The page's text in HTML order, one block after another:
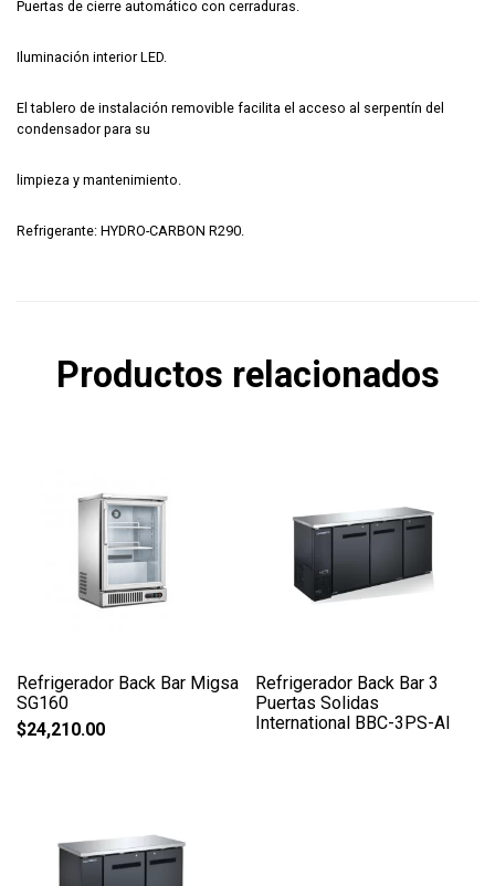
Puertas de cierre automático con cerraduras.
Iluminación interior LED.
El tablero de instalación removible facilita el acceso al serpentín del
condensador para su
limpieza y mantenimiento.
Refrigerante: HYDRO-CARBON R290.
Productos relacionados
Refrigerador Back Bar Migsa
SG160
$24,210.00
Refrigerador Back Bar 3
Puertas Solidas
International BBC-3PS-AI